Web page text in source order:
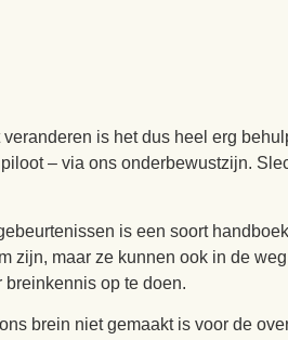
is het dus heel erg
– via ons onderbewustzijn.
is een soort
zijn, maar ze kunnen ook in de
op te doen.
brein niet gemaakt is voor de